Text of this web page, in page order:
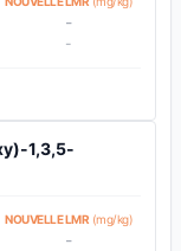
-
-
1,3,5-
NOUVELLE LMR (mg/kg)
-